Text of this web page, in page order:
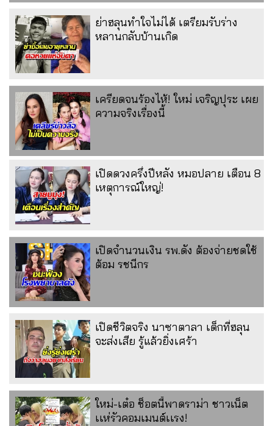
ย่าฮลุนทำใจไม่ได้ เตรียมรับร่าง
หลานกลับบ้านเกิด
เครียดจนร้องไห้! ใหม่ เจริญปุระ เผย
ความจริงเรื่องนี้
เปิดดวงครึ่งปีหลัง หมอปลาย เตือน 8
เหตุการณ์ใหญ่!
เปิดจำนวนเงิน รพ.ดัง ต้องจ่ายชดใช้
ต้อม รชนีกร
เปิดชีวิตจริง นาซาตาลา เด็กที่ฮลุน
จะส่งเสีย รู้แล้วยิ่งเศร้า
ใหม่-เต๋อ ช็อตนี้พาดราม่า ชาวเน็ต
เเห่รัวคอมเมนต์เเรง!